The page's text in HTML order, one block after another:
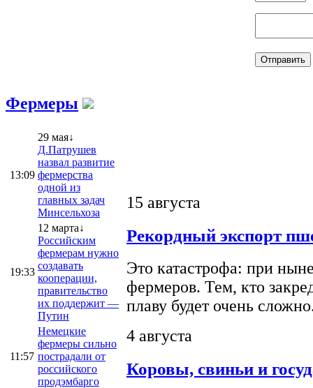
Фермеры
13:09
29 мая↓
Д.Патрушев
назвал развитие
фермерства
одной из
главных задач
Минсельхоза
19:33
12 марта↓
Российским
фермерам нужно
создавать
кооперации,
правительство
их поддержит —
Путин
11:57
Немецкие
фермеры сильно
пострадали от
российского
продэмбарго
15 августа
Рекордный экспорт
Это катастрофа: при
фермеров. Тем, кто
плаву будет очень
4 августа
Коровы, свиньи и